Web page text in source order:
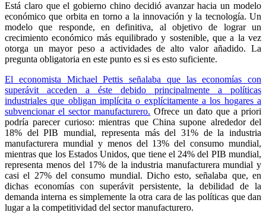
Está claro que el gobierno chino decidió avanzar hacia un modelo
económico que orbita en torno a la innovación y la tecnología. Un
modelo que responde, en definitiva, al objetivo de lograr un
crecimiento económico más equilibrado y sostenible, que a la vez
otorga un mayor peso a actividades de alto valor añadido. La
pregunta obligatoria en este punto es si es esto suficiente.
El economista Michael Pettis señalaba que las economías con
superávit acceden a éste debido principalmente a políticas
industriales que obligan implícita o explícitamente a los hogares a
subvencionar el sector manufacturero. Ofrece un dato que a priori
podría parecer curioso: mientras que China supone alrededor del
18% del PIB mundial, representa más del 31% de la industria
manufacturera mundial y menos del 13% del consumo mundial,
mientras que los Estados Unidos, que tiene el 24% del PIB mundial,
representa menos del 17% de la industria manufacturera mundial y
casi el 27% del consumo mundial. Dicho esto, señalaba que, en
dichas economías con superávit persistente, la debilidad de la
demanda interna es simplemente la otra cara de las políticas que dan
lugar a la competitividad del sector manufacturero.